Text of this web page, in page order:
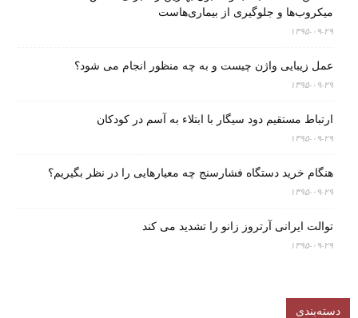
میکروب‌ها و جلوگیری از بیماری‌هاست
۱۳۹۵-۰۹-۲۹
عمل زیبایی واژن چیست و به چه منظور انجام می شود؟
۱۳۹۵-۰۹-۲۹
ارتباط مستقیم دود سیگار با ابتلاء به آسم در کودکان
۱۳۹۵-۰۹-۲۹
هنگام خرید دستگاه فشارسنج چه معیارهایی را در نظر بگیریم؟
۱۳۹۵-۰۹-۲۹
توالت ایرانی آرتروز زانو را تشدید می کند
۱۳۹۵-۰۹-۲۹
دسته‌بندی